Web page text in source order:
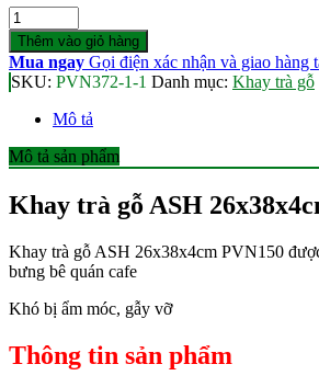
Số
lượng
Thêm vào giỏ hàng
Mua ngay Gọi điện xác nhận và giao hàng
SKU: PVN372-1-1 Danh mục: Khay trà gỗ
Mô tả
Mô tả sản phẩm
Khay trà gỗ ASH
Khay trà gỗ ASH 26x38x4cm PVN150
bưng bê quán cafe
Khó bị ẩm móc, gẫy vỡ
Thông tin sản phẩm